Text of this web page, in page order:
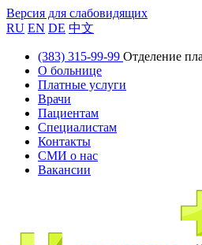
Версия для слабовидящих
RU EN DE 中文
(383) 315-99-99 Отделение
О больнице
Платные услуги
Врачи
Пациентам
Специалистам
Контакты
СМИ о нас
Вакансии